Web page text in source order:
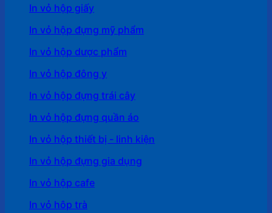
In vỏ hộp giấy
In vỏ hộp đựng mỹ phẩm
In vỏ hộp dược phẩm
In vỏ hộp đông y
In vỏ hộp đựng trái cây
In vỏ hộp đựng quần áo
In vỏ hộp thiết bị - linh kiện
In vỏ hộp đựng gia dụng
In vỏ hộp cafe
In vỏ hôp trà